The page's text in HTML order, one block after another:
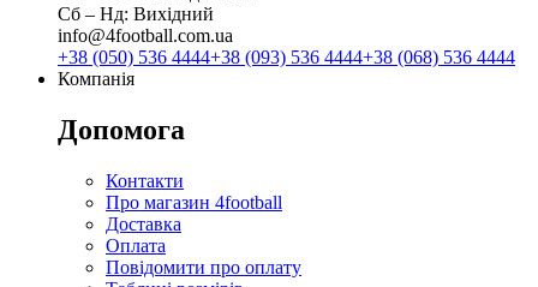
Сб ‒ Нд: Вихідний
info@4football.com.ua
+38 (050) 536 4444+38 (093) 536 4444+38 (068) 536 4444
Компанія
Допомога
Контакти
Про магазин 4football
Доставка
Оплата
Повідомити про оплату